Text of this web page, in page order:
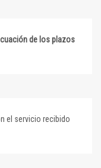
de los plazos
el servicio recibido